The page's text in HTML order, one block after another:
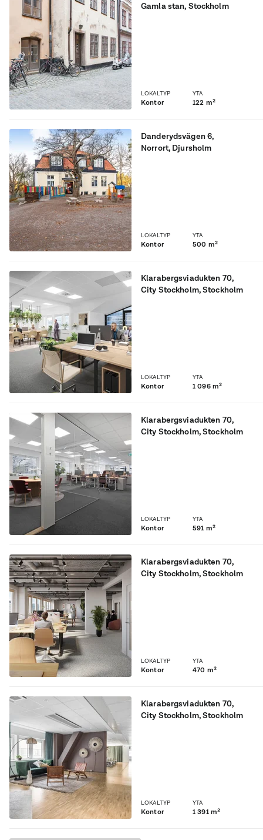
Gamla stan, Stockholm
LOKALTYP
Kontor
YTA
122 m²
Danderydsvägen 6,
Norrort, Djursholm
LOKALTYP
Kontor
YTA
500 m²
Klarabergsviadukten 70,
City Stockholm, Stockholm
LOKALTYP
Kontor
YTA
1 096 m²
Klarabergsviadukten 70,
City Stockholm, Stockholm
LOKALTYP
Kontor
YTA
591 m²
Klarabergsviadukten 70,
City Stockholm, Stockholm
LOKALTYP
Kontor
YTA
470 m²
Klarabergsviadukten 70,
City Stockholm, Stockholm
LOKALTYP
Kontor
YTA
1 391 m²